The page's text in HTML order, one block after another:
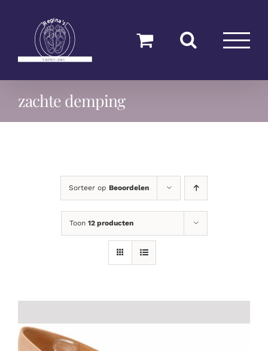
zachte demping
Sorteer op Beoordelen
Toon 12 producten